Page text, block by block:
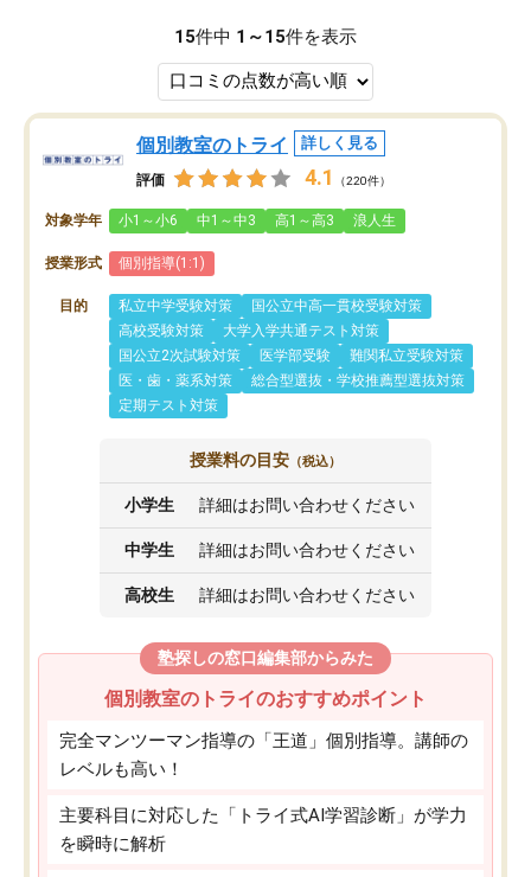
15件中 1～15件を表示
個別教室のトライ 詳しく見る
評価 4.1 （220件）
対象学年 小1～小6 中1～中3 高1～高3 浪人生
授業形式 個別指導(1:1)
目的 私立中学受験対策
国公立中高一貫校受験対策
高校受験対策
大学入学共通テスト対策
国公立2次試験対策
医学部受験
難関私立受験対策
医・歯・薬系対策
総合型選抜・学校推薦型選抜対策
定期テスト対策
授業料の目安 （税込）
小学生 詳細はお問い合わせください
中学生 詳細はお問い合わせください
高校生 詳細はお問い合わせください
塾探しの窓口編集部からみた
個別教室のトライのおすすめポイント
完全マンツーマン指導の「王道」個別指導。講師の
レベルも高い！
主要科目に対応した「トライ式AI学習診断」が学力
を瞬時に解析